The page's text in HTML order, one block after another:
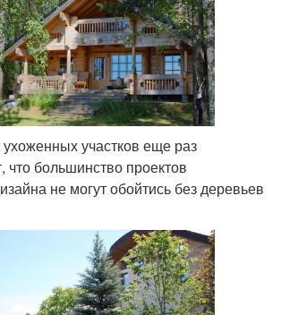
участков еще раз
что большинство проектов
не могут обойтись без деревьев